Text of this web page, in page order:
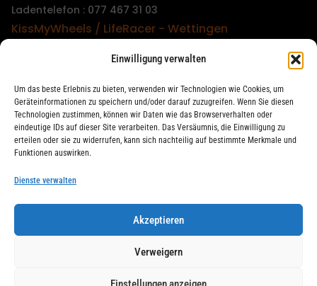
Einwilligung verwalten
Um das beste Erlebnis zu bieten, verwenden wir Technologien wie Cookies, um
Geräteinformationen zu speichern und/oder darauf zuzugreifen. Wenn Sie diesen
Technologien zustimmen, können wir Daten wie das Browserverhalten oder
eindeutige IDs auf dieser Site verarbeiten. Das Versäumnis, die Einwilligung zu
erteilen oder sie zu widerrufen, kann sich nachteilig auf bestimmte Merkmale und
Funktionen auswirken.
Dienste verwalten
Akzeptieren
Verweigern
Ladentelefon : 077 467 31 03
KissMyWheels / LifeRacer - Wettingen
Ladentelefon : 079 747 00 36
KissMyWheels / LifeRacer - Zürich Unterstrass
Laden und Reparatur
Ladentelefon : 078 261 06 40
KissMyWheels / LifeRacer - Zürich Wiedikon
Reparatur
Ladentelefon : 044 594 48 87
LifeRacer / KissMyWheels © 2026 Alle Rechte vorbehalten